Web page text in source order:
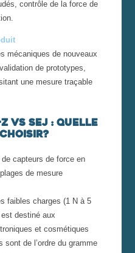
contrôle de la force de
mécaniques de nouveaux
de prototypes,
une mesure traçable
vs SEJ : Quelle
capteurs de force en
de mesure
faibles charges (1 N à 5
destiné aux
et cosmétiques
sont de l’ordre du gramme